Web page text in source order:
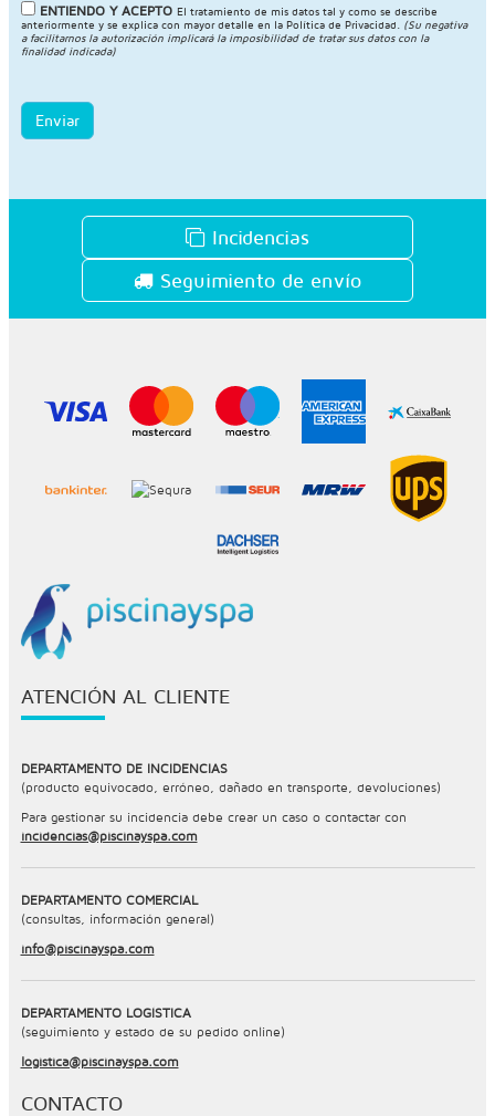
ENTIENDO Y ACEPTO El tratamiento de mis datos tal y como se describe
anteriormente y se explica con mayor detalle en la Política de Privacidad
(Su negativa
a facilitarnos la autorización implicará la imposibilidad de tratar sus datos con la
finalidad indicada)
Enviar
Incidencias
Seguimiento de envío
ATENCIÓN AL CLIENTE
DEPARTAMENTO DE INCIDENCIAS
(producto equivocado, erróneo, dañado en transporte, devoluciones)
Para gestionar su incidencia debe crear un caso o contactar con
incidencias@piscinayspa.com
DEPARTAMENTO COMERCIAL
(consultas, información general)
info@piscinayspa.com
DEPARTAMENTO LOGÍSTICA
(seguimiento y estado de su pedido online)
logistica@piscinayspa.com
CONTACTO